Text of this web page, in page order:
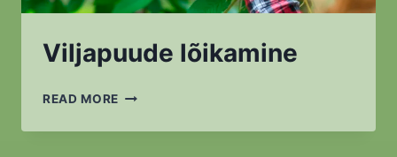
Viljapuude lõikamine
READ MORE VILJAPUUDE